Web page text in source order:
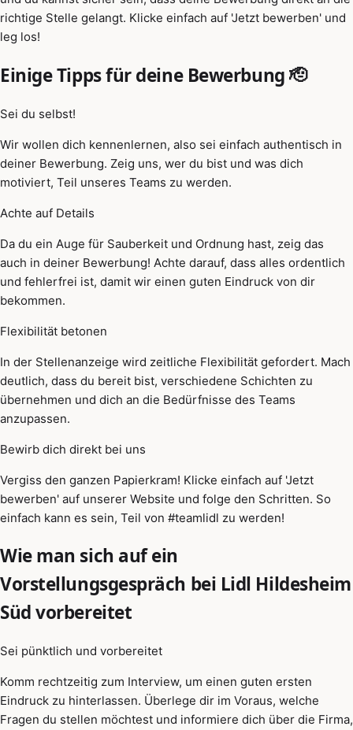
richtige Stelle gelangt. Klicke einfach auf 'Jetzt bewerben' und
leg los!
Einige Tipps für deine Bewerbung 🫡
Sei du selbst!
Wir wollen dich kennenlernen, also sei einfach authentisch in
deiner Bewerbung. Zeig uns, wer du bist und was dich
motiviert, Teil unseres Teams zu werden.
Achte auf Details
Da du ein Auge für Sauberkeit und Ordnung hast, zeig das
auch in deiner Bewerbung! Achte darauf, dass alles ordentlich
und fehlerfrei ist, damit wir einen guten Eindruck von dir
bekommen.
Flexibilität betonen
In der Stellenanzeige wird zeitliche Flexibilität gefordert. Mach
deutlich, dass du bereit bist, verschiedene Schichten zu
übernehmen und dich an die Bedürfnisse des Teams
anzupassen.
Bewirb dich direkt bei uns
Vergiss den ganzen Papierkram! Klicke einfach auf 'Jetzt
bewerben' auf unserer Website und folge den Schritten. So
einfach kann es sein, Teil von #teamlidl zu werden!
Wie man sich auf ein
Vorstellungsgespräch bei Lidl Hildesheim
Süd vorbereitet
Sei pünktlich und vorbereitet
Komm rechtzeitig zum Interview, um einen guten ersten
Eindruck zu hinterlassen. Überlege dir im Voraus, welche
Fragen du stellen möchtest und informiere dich über die Firma,